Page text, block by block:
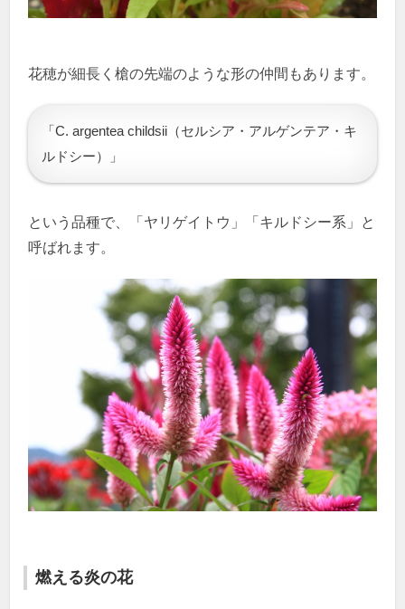
花穂が細長く槍の先端のような形の仲間もあります。
「C. argentea childsii（セルシア・アルゲンテア・キ
ルドシー）」
という品種で、「ヤリゲイトウ」「キルドシー系」と
呼ばれます。
燃える炎の花